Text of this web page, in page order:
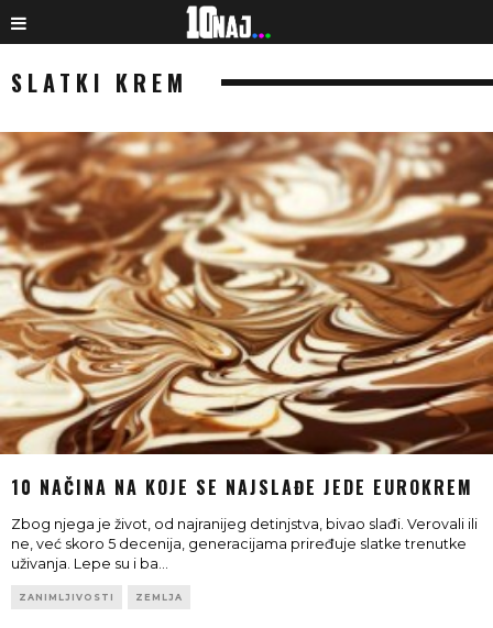
SLATKI KREM
10 NAČINA NA KOJE SE NAJSLAĐE JEDE EUROKREM
Zbog njega je život, od najranijeg detinjstva, bivao slađi. Verovali ili
ne, već skoro 5 decenija, generacijama priređuje slatke trenutke
uživanja. Lepe su i ba
ZANIMLJIVOSTI ZEMLJA